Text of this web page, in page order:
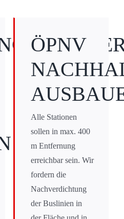
ÖPNV
Alle Stationen
sollen in max. 400
m Entfernung
erreichbar sein. Wir
fordern die
Nachverdichtung
der Buslinien in